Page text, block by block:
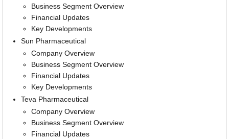
Business Segment Overview
Financial Updates
Key Developments
Sun Pharmaceutical
Company Overview
Business Segment Overview
Financial Updates
Key Developments
Teva Pharmaceutical
Company Overview
Business Segment Overview
Financial Updates